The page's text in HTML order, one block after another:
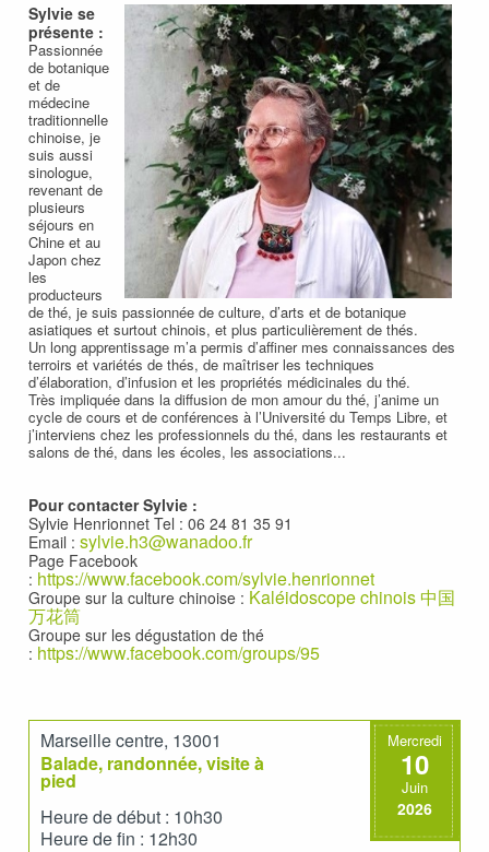
Sylvie se
présente :
Passionnée
de botanique
et de
médecine
traditionnelle
chinoise, je
suis aussi
sinologue,
revenant de
plusieurs
séjours en
Chine et au
Japon chez
les
producteurs
de thé, je suis passionnée de culture, d’arts et de botanique
asiatiques et surtout chinois, et plus particulièrement de thés.
Un long apprentissage m’a permis d’affiner mes connaissances des
terroirs et variétés de thés, de maîtriser les techniques
d’élaboration, d’infusion et les propriétés médicinales du thé.
Très impliquée dans la diffusion de mon amour du thé, j’anime un
cycle de cours et de conférences à l’Université du Temps Libre, et
j’interviens chez les professionnels du thé, dans les restaurants et
salons de thé, dans les écoles, les associations...
Pour contacter Sylvie :
Sylvie Henrionnet Tel : 06 24 81 35 91
Email : sylvie.h3@wanadoo.fr
Page Facebook
: https://www.facebook.com/sylvie.henrionnet
Groupe sur la culture chinoise : Kaléidoscope chinois 中国
万花筒
Groupe sur les dégustation de thé
: https://www.facebook.com/groups/95
Mercredi
10
Juin
2026
Marseille centre, 13001
Balade, randonnée, visite à
pied
Heure de début : 10h30
Heure de fin : 12h30